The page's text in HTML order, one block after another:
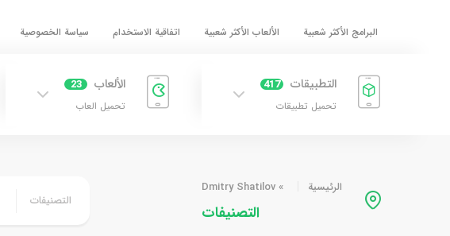
البرامج الأكثر شعبية الألعاب الأكثر شعبية اتفاقية الاستخدام سياسة الخصوصية
التطبيقات 417
تحميل تطبيقات
الألعاب 23
تحميل العاب
الرئيسية »
Dmitry Shatilov
التصنيفات
التصنيفات